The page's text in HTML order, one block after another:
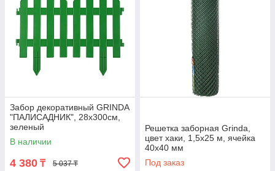
Забор декоративный GRINDA
"ПАЛИСАДНИК", 28x300см,
зеленый
В наличии
4 380 ₸ 5 037 ₸
Решетка заборная Grinda,
цвет хаки, 1,5х25 м, ячейка
40х40 мм
Под заказ